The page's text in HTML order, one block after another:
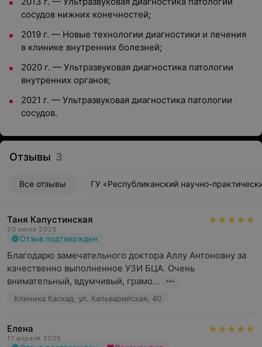
сосудов нижних конечностей;
2019 г. — Новые технологии диагностики и лечения
в клинике внутренних болезней;
2020 г. — Ультразвуковая диагностика патологии
внутренних органов;
2021 г. — Ультразвуковая диагностика патологии
сосудов.
Отзывы 3
Все отзывы ГУ «Республиканский научно-
Таня Капустинская
20 июля 2026
Отзыв подтвержден
Благодарю замечательного доктора Аллу Антоновну за
качественно выполненное УЗИ БЦА. Очень
внимательный, вдумчивый, грамо...
Клиника Каскад, ул. Кальварийская, 40
Елена
17 апреля 2025